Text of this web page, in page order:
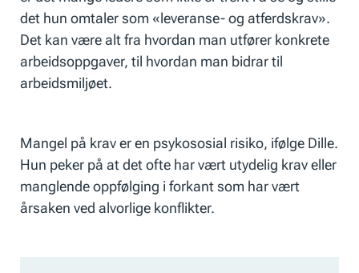
det hun omtaler som «leveranse- og atferdskrav».
Det kan være alt fra hvordan man utfører konkrete
arbeidsoppgaver, til hvordan man bidrar til
arbeidsmiljøet.
Mangel på krav er en psykososial risiko, ifølge Dille.
Hun peker på at det ofte har vært utydelig krav eller
manglende oppfølging i forkant som har vært
årsaken ved alvorlige konflikter.